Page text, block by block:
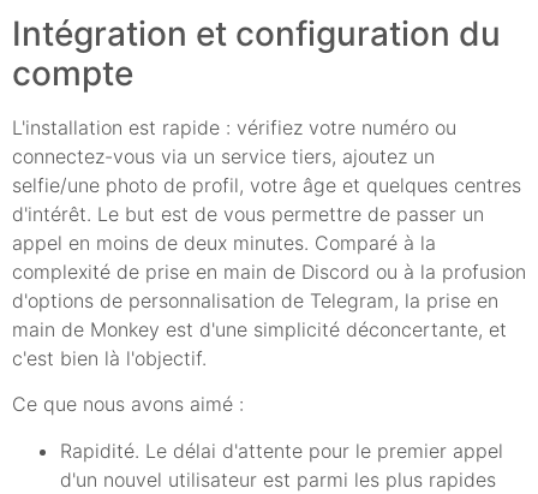
Intégration et configuration du
compte
L'installation est rapide : vérifiez votre numéro ou
connectez-vous via un service tiers, ajoutez un
selfie/une photo de profil, votre âge et quelques centres
d'intérêt. Le but est de vous permettre de passer un
appel en moins de deux minutes. Comparé à la
complexité de prise en main de Discord ou à la profusion
d'options de personnalisation de Telegram, la prise en
main de Monkey est d'une simplicité déconcertante, et
c'est bien là l'objectif.
Ce que nous avons aimé :
Rapidité. Le délai d'attente pour le premier appel
d'un nouvel utilisateur est parmi les plus rapides